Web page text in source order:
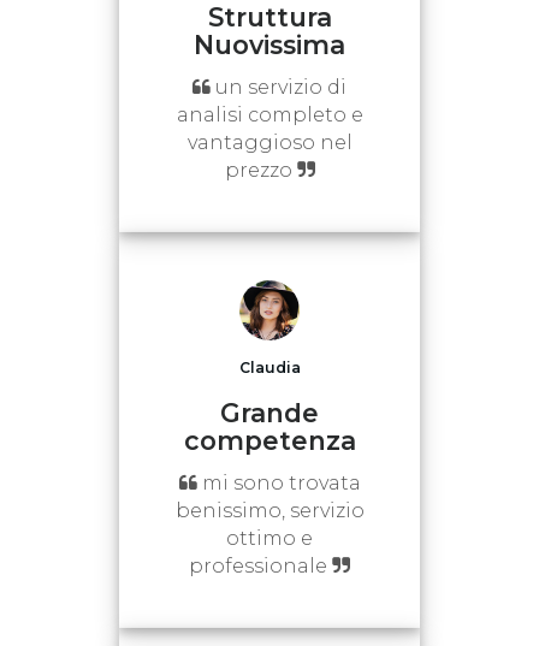
Struttura
Nuovissima
un servizio di
analisi completo e
vantaggioso nel
prezzo
Claudia
Grande
competenza
mi sono trovata
benissimo, servizio
ottimo e
professionale